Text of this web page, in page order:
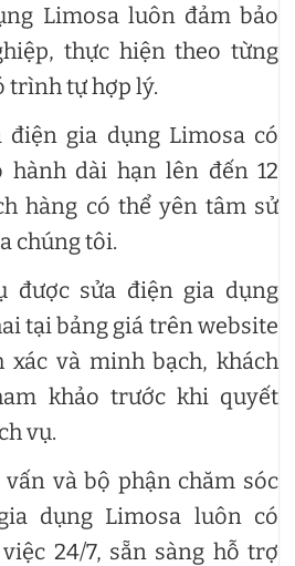
Limosa luôn đảm bảo
thực hiện theo từng
trình tự hợp lý.
điện gia dụng Limosa có
hành dài hạn lên đến 12
hàng có thể yên tâm sử
chúng tôi.
được sửa điện gia dụng
tại bảng giá trên website
xác và minh bạch, khách
khảo trước khi quyết
vụ.
và bộ phận chăm sóc
dụng Limosa luôn có
24/7, sẵn sàng hỗ trợ